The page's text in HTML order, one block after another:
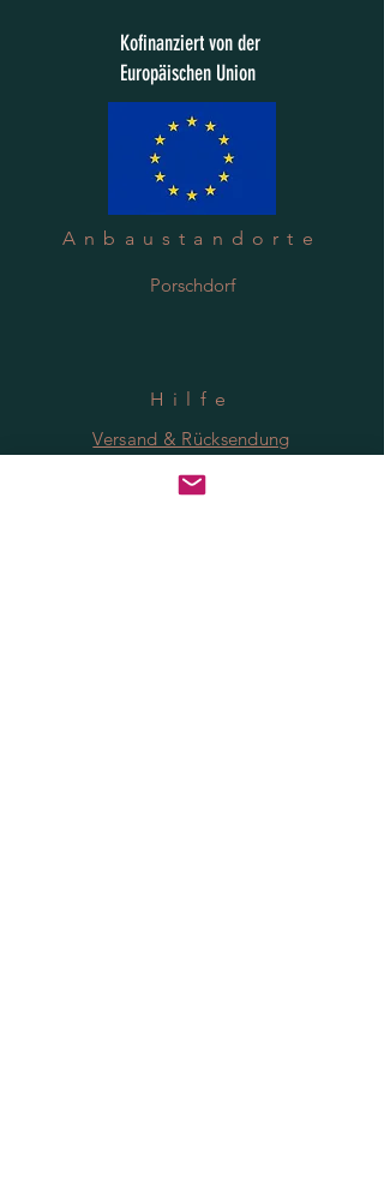
Kofinanziert von der
Europäischen Union
Anbaustandorte
Porschdorf
Hilfe
Versand & Rücksendung
FAQ